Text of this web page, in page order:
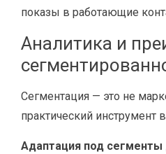
показы в работающие
Аналитика и
Сегментация — это не
практический
Адаптация под сегменты